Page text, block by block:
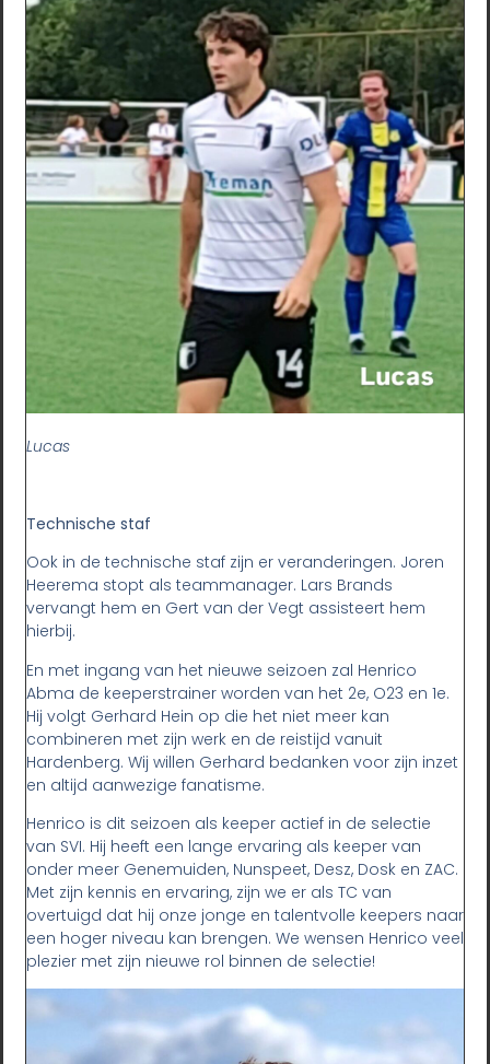
Lucas
Technische staf
Ook in de technische staf zijn er veranderingen. Joren
Heerema stopt als teammanager. Lars Brands
vervangt hem en Gert van der Vegt assisteert hem
hierbij.
En met ingang van het nieuwe seizoen zal Henrico
Abma de keeperstrainer worden van het 2e, O23 en 1e.
Hij volgt Gerhard Hein op die het niet meer kan
combineren met zijn werk en de reistijd vanuit
Hardenberg. Wij willen Gerhard bedanken voor zijn inzet
en altijd aanwezige fanatisme.
Henrico is dit seizoen als keeper actief in de selectie
van SVI. Hij heeft een lange ervaring als keeper van
onder meer Genemuiden, Nunspeet, Desz, Dosk en ZAC.
Met zijn kennis en ervaring, zijn we er als TC van
overtuigd dat hij onze jonge en talentvolle keepers naar
een hoger niveau kan brengen. We wensen Henrico veel
plezier met zijn nieuwe rol binnen de selectie!